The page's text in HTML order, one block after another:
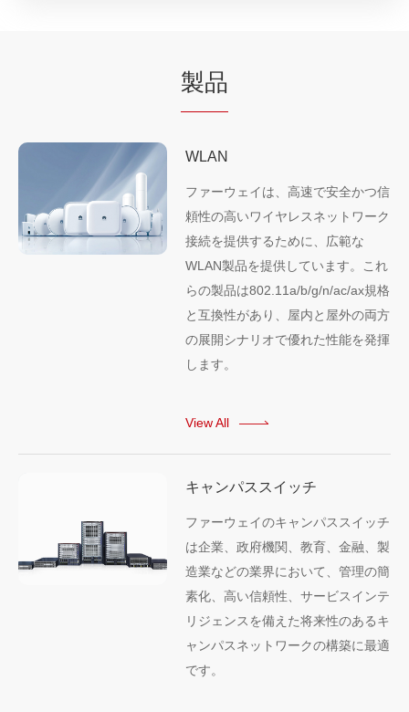
製品
WLAN
ファーウェイは、高速で安全かつ信
頼性の高いワイヤレスネットワーク
接続を提供するために、広範な
WLAN製品を提供しています。これ
らの製品は802.11a/b/g/n/ac/ax規格
と互換性があり、屋内と屋外の両方
の展開シナリオで優れた性能を発揮
します。
View All
キャンパススイッチ
ファーウェイのキャンパススイッチ
は企業、政府機関、教育、金融、製
造業などの業界において、管理の簡
素化、高い信頼性、サービスインテ
リジェンスを備えた将来性のあるキ
ャンパスネットワークの構築に最適
です。